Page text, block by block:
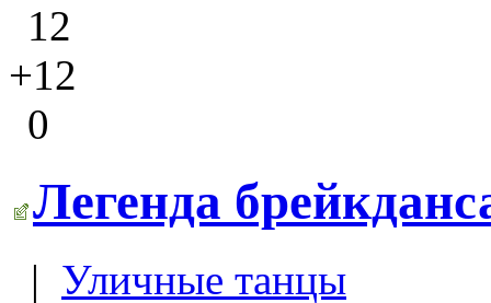
12
+12
0
Легенда
| Уличные танцы